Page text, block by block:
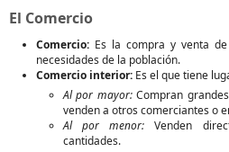
El Comercio
Comercio: Es la compra y venta
necesidades de la población.
Comercio interior: Es el que tiene
Al por mayor:Compran
venden a otros comerciantes o
Al por menor: Venden
cantidades.